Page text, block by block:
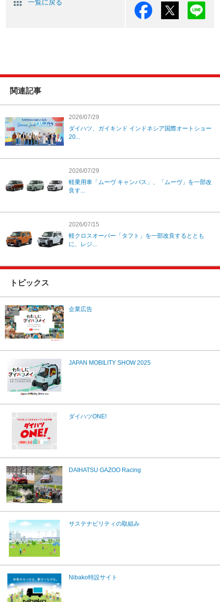
一覧に戻る
関連記事
2026/07/29
ダイハツ、ガイキンド インドネシア国際オートショー
20...
2026/07/29
軽乗用車「ムーヴ キャンバス」、「ムーヴ」を一部改
良す...
2026/07/15
軽クロスオーバー「タフト」を一部改良するととも
に、レジ...
トピックス
企業広告
JAPAN MOBILITY SHOW 2025
ダイハツONE!
DAIHATSU GAZOO Racing
サステナビリティの取組み
Nibako特設サイト